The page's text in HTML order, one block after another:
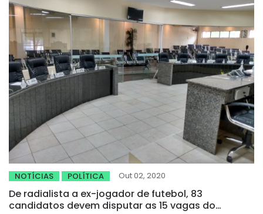
NOTÍCIAS POLÍTICA Out 02, 2020
De radialista a ex-jogador de futebol, 83
candidatos devem disputar as 15 vagas do